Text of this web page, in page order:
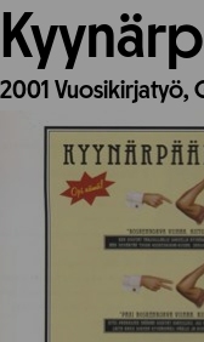
2001 Vuosikirjatyö,